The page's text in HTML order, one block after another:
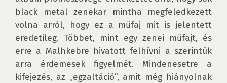
black metal zenekar mintha megfeledkezett
volna arról, hogy ez a műfaj mit is jelentett
eredetileg. Többet, mint egy zenei műfajt, és
erre a Malhkebre hivatott felhívni a szerintük
arra érdemesek figyelmét. Mindenesetre a
kifejezés, az „egzaltáció”, amit még hiányolnak